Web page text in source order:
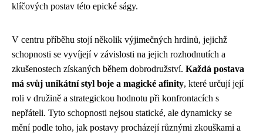
klíčových postav této epické ságy.
V centru příběhu stojí několik výjimečných hrdinů, jejichž
schopnosti se vyvíjejí v závislosti na jejich rozhodnutích a
zkušenostech získaných během dobrodružství. Každá postava
má svůj unikátní styl boje a magické afinity, které určují její
roli v družině a strategickou hodnotu při konfrontacích s
nepřáteli. Tyto schopnosti nejsou statické, ale dynamicky se
mění podle toho, jak postavy procházejí různými zkouškami a